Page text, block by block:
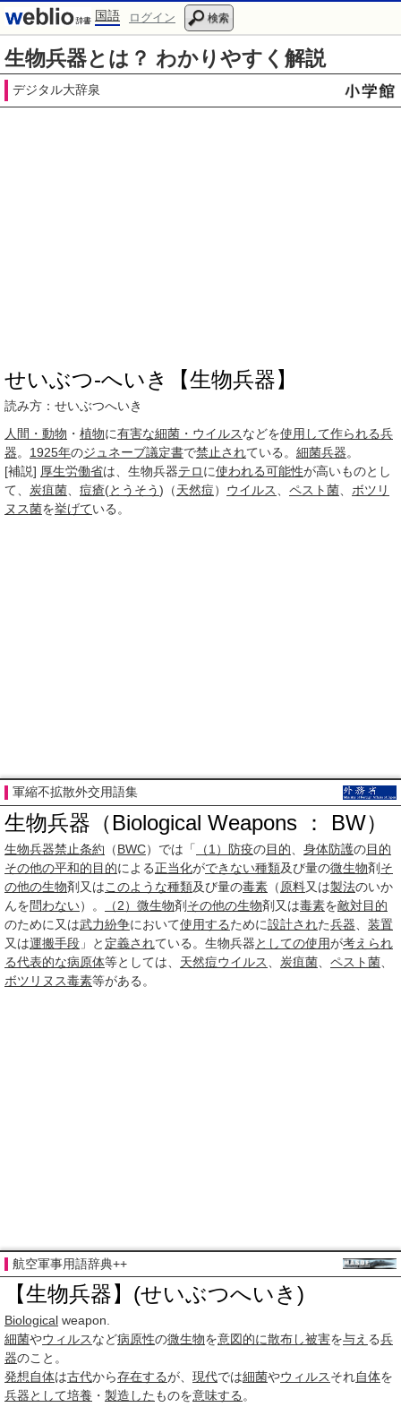
国語 ログイン 検索
生物兵器とは？ わかりやすく解説
デジタル大辞泉
せいぶつ‐へいき【生物兵器】
読み方：せいぶつへいき
人間・動物 ・ 植物に有害な細菌・ウイルスなどを使用して作られる兵
器。 1925年のジュネーブ議定書で禁止されている。 細菌兵器。
[補説] 厚生労働省は、生物兵器テロに使われる可能性が高いものとし
て、 炭疽菌 痘瘡(とうそう)（天然痘） ウイルス ペスト菌
ボツリ
ヌス菌を挙げている。
軍縮不拡散外交用語集
生物兵器（Biological Weapons ： BW）
生物兵器禁止条約 （BWC）では「 （1） 防疫の目的 身体防護の目的
その他の平和的目的による正当化ができない種類及び量の微生物剤 そ
の他の生物剤又はこのような種類及び量の毒素 （ 原料又は製法のいか
んを問わない）。 （2） 微生物剤 その他の生物剤又は毒素を敵対目的
のために又は武力紛争において使用するために設計された兵器
装置
又は運搬手段 」と 定義されている。生物兵器としての使用が考えられ
る代表的な病原体等としては、 天然痘ウイルス 炭疽菌 ペスト菌
ボツリヌス毒素等がある。
航空軍事用語辞典++
【生物兵器】(せいぶつへいき)
Biological weapon.
細菌やウィルスなど病原性の微生物を意図的に散布し被害を与え る兵
器のこと。
発想自体は古代から存在するが、 現代では細菌やウィルスそれ自体を
兵器として培養 ・ 製造した ものを意味する 。